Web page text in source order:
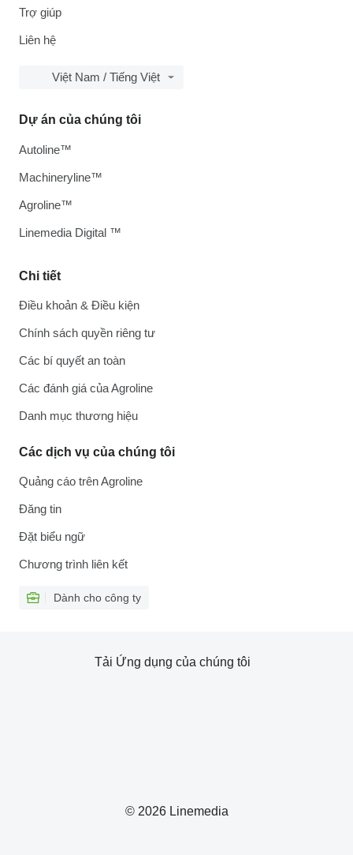
Trợ giúp
Liên hệ
Việt Nam / Tiếng Việt
Chi tiết
Điều khoản & Điều kiện
Chính sách quyền riêng tư
Các bí quyết an toàn
Các đánh giá của Agroline
Danh mục thương hiệu
Các dịch vụ của chúng tôi
Quảng cáo trên Agroline
Đăng tin
Đặt biểu ngữ
Chương trình liên kết
Dành cho công ty
Dự án của chúng tôi
Autoline™
Machineryline™
Agroline™
Linemedia Digital ™
© 2026 Linemedia
Tải Ứng dụng của chúng tôi